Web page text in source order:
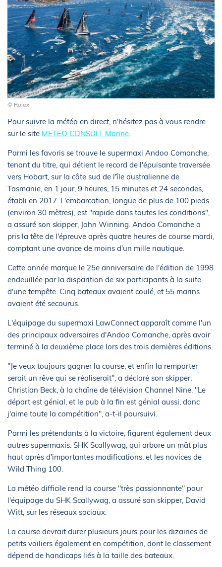
© Rolex
Pour suivre la météo en direct, n'hésitez pas à vous rendre
sur le site METEO CONSULT Marine.
Parmi les favoris se trouve le supermaxi Andoo Comanche,
tenant du titre, qui détient le record de l'épuisante traversée
vers Hobart, sur la côte sud de l'île australienne de
Tasmanie, en 1 jour, 9 heures, 15 minutes et 24 secondes,
établi en 2017. L'embarcation, longue de plus de 100 pieds
(environ 30 mètres), est "rapide dans toutes les conditions",
a assuré son skipper, John Winning. Andoo Comanche a
pris la tête de l'épreuve après quatre heures de course mardi,
comptant une avance de moins d'un mille nautique.
Cette année marque le 25e anniversaire de l'édition de 1998
endeuillée par la disparition de six participants à la suite
d'une tempête. Cinq bateaux avaient coulé, et 55 marins
avaient été secourus.
L'équipage du supermaxi LawConnect apparaît comme l'un
des principaux adversaires d'Andoo Comanche, après avoir
terminé à la deuxième place lors des trois dernières éditions.
"Je veux toujours gagner la course, et enfin la remporter
serait un rêve qui se réaliserait", a déclaré son skipper,
Christian Beck, à la chaîne de télévision Channel Nine. "Le
départ est génial, et le pub à la fin est génial aussi, donc
j'aime toute la compétition", a-t-il poursuivi.
Parmi les prétendants à la victoire, figurent également deux
autres supermaxis: SHK Scallywag, qui arbore un mât plus
haut après d'importantes modifications, et les novices de
Wild Thing 100.
La météo difficile rend la course "très passionnante" pour
l'équipage du SHK Scallywag, a assuré son skipper, David
Witt, sur les réseaux sociaux.
La course devrait durer plusieurs jours pour les dizaines de
petits voiliers également en compétition, dont le classement
dépend de handicaps liés à la taille des bateaux.